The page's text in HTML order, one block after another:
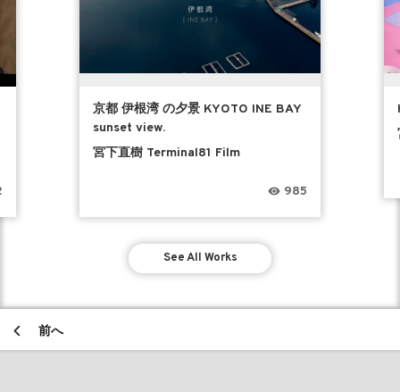
京都 伊根湾 の夕景 KYOTO INE BAY
sunset view.
宮下直樹 Terminal81 Film
985
See All Works
前へ